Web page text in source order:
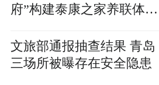
府”构建泰康之家养联体青
文旅部通报抽查结果 青岛
三场所被曝存在安全隐患